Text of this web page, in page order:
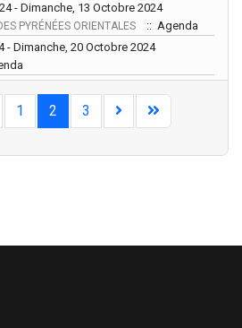
- Dimanche, 13 Octobre 2024
PYRÉNÉES ORIENTALES
:: Agenda
- Dimanche, 20 Octobre 2024
Limite de la pagination
1 2 3